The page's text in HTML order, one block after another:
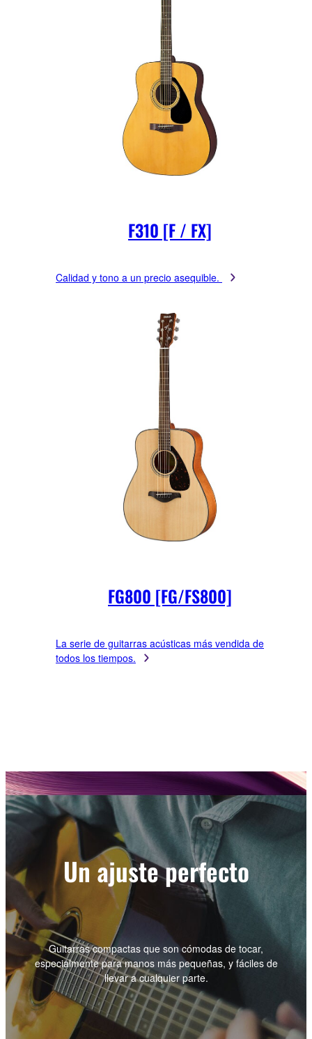
F310 [F / FX]
Calidad y tono a un precio asequible.
FG800 [FG/FS800]
La serie de guitarras acústicas más vendida de
todos los tiempos.
Un ajuste perfecto
Guitarras compactas que son cómodas de tocar,
especialmente para manos más pequeñas, y fáciles de
llevar a cualquier parte.